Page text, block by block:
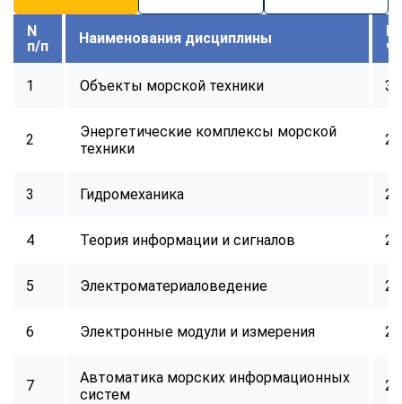
N
п/п
Наименования дисциплины
1 Объекты морской техники 32
2
Энергетические комплексы морской
техники
24
3 Гидромеханика 24
4 Теория информации и сигналов 24
5 Электроматериаловедение 24
6 Электронные модули и измерения 24
7
Автоматика морских информационных
систем
24